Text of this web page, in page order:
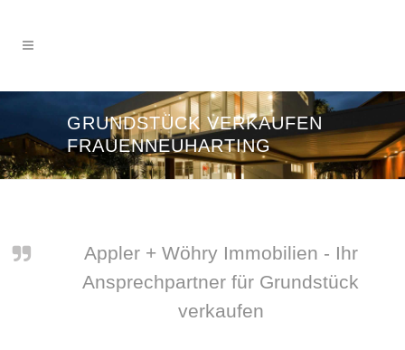
GRUNDSTÜCK VERKAUFEN
FRAUENNEUHARTING
Appler + Wöhry Immobilien - Ihr
Ansprechpartner für Grundstück
verkaufen